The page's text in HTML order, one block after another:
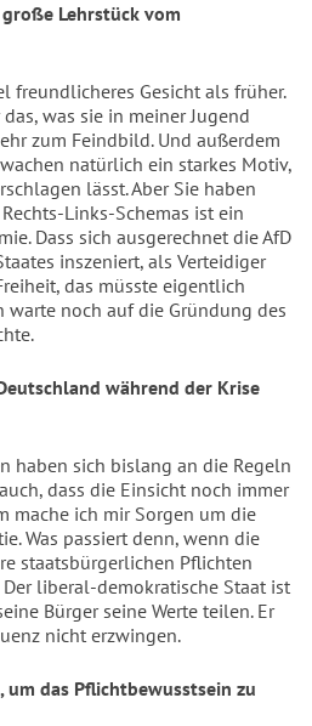
Lehrstück vom
freundlicheres Gesicht als früher.
was sie in meiner Jugend
zum Feindbild. Und außerdem
natürlich ein starkes Motiv,
lässt. Aber Sie haben
Links-Schemas ist ein
Dass sich ausgerechnet die AfD
inszeniert, als Verteidiger
das müsste eigentlich
warte noch auf die Gründung des
während der Krise
haben sich bislang an die Regeln
dass die Einsicht noch immer
mache ich mir Sorgen um die
Was passiert denn, wenn die
staatsbürgerlichen Pflichten
liberal-demokratische Staat ist
Bürger seine Werte teilen. Er
nicht erzwingen.
das Pflichtbewusstsein zu